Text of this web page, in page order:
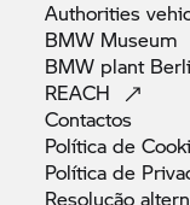
Authorities
BMW Museum
BMW plant
REACH
Contactos
Política de
Política de
Resolução